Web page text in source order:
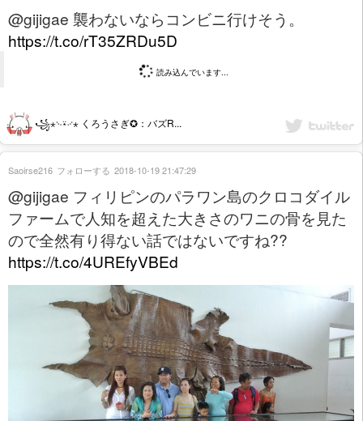
@gijigae 襲わないならコンビニ行けそう。
https://t.co/rT35ZRDu5D
読み込んでいます...
꧁⋆࿙⍣࿚⋆ くろうさぎ✪：バズR...
@gijigae フィリピンのパラワン島のクロコダイル
ファームで人知を超えた大きさのワニの骨を見た
ので全然有り得ない話ではないですね??
https://t.co/4UREfyVBEd
Saoirse216 フォローする 2018-10-19 21:47:29